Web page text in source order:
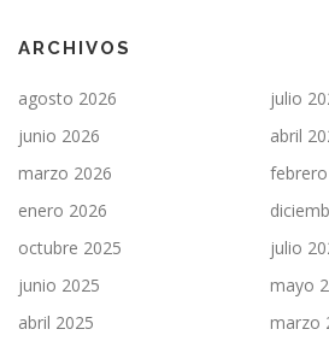
ARCHIVOS
agosto 2026
julio
junio 2026
abril
marzo 2026
enero 2026
octubre 2025
julio
junio 2025
mayo
abril 2025
marzo